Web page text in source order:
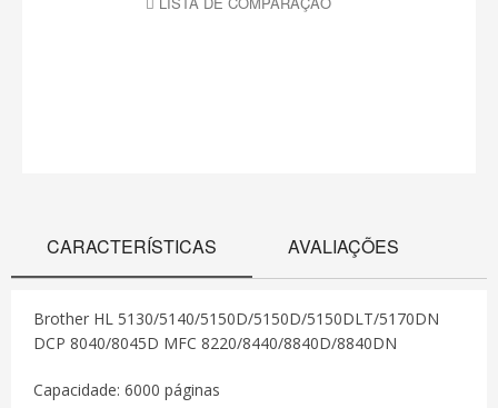
CARACTERÍSTICAS AVALIAÇÕES
Brother HL 5130/5140/5150D/5150D/5150DLT/5170DN
DCP 8040/8045D MFC 8220/8440/8840D/8840DN
Capacidade: 6000 páginas